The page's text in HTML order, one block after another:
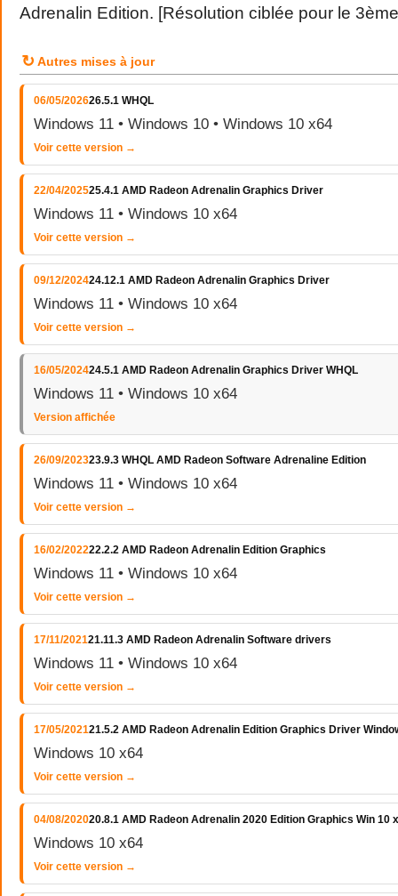
Adrenalin Edition. [Résolution ciblée pour le
↻ Autres mises à jour
06/05/202626.5.1 WHQL
Windows 11 • Windows 10 • Windows 10 x64
Voir cette version →
22/04/202525.4.1 AMD Radeon Adrenalin Graphics Driver
Windows 11 • Windows 10 x64
Voir cette version →
09/12/202424.12.1 AMD Radeon Adrenalin Graphics Driver
Windows 11 • Windows 10 x64
Voir cette version →
16/05/202424.5.1 AMD Radeon Adrenalin Graphics Driver WHQL
Windows 11 • Windows 10 x64
Version affichée
26/09/202323.9.3 WHQL AMD Radeon Software Adrenaline Edition
Windows 11 • Windows 10 x64
Voir cette version →
16/02/202222.2.2 AMD Radeon Adrenalin Edition Graphics
Windows 11 • Windows 10 x64
Voir cette version →
17/11/202121.11.3 AMD Radeon Adrenalin Software drivers
Windows 11 • Windows 10 x64
Voir cette version →
17/05/202121.5.2 AMD Radeon Adrenalin Edition Graphics Driver
Windows 10 x64
Voir cette version →
04/08/202020.8.1 AMD Radeon Adrenalin 2020 Edition Graphics Win 10
Windows 10 x64
Voir cette version →